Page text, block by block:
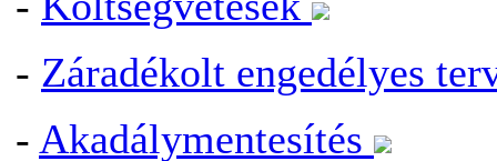
- Záradékolt engedélyes
- Akadálymentesítés